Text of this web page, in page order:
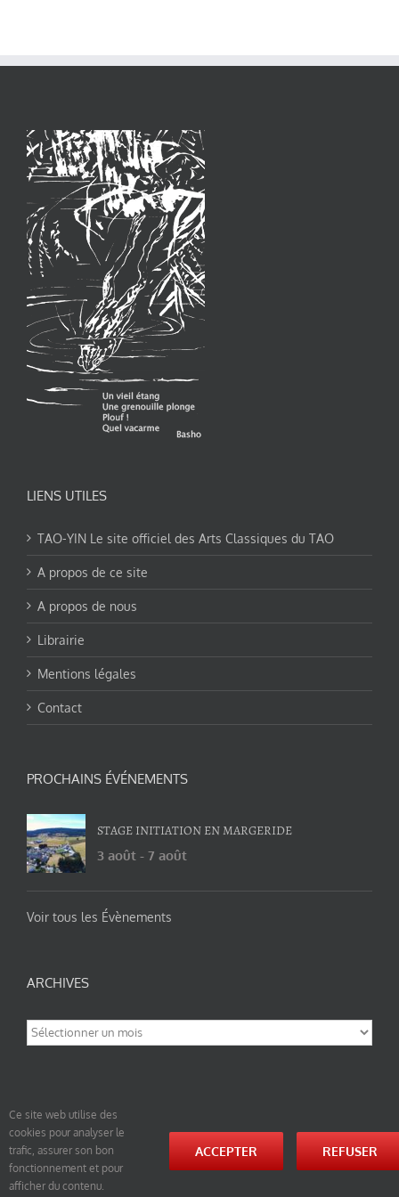
LIENS UTILES
TAO-YIN Le site officiel des Arts Classiques du TAO
A propos de ce site
A propos de nous
Librairie
Mentions légales
Contact
PROCHAINS ÉVÉNEMENTS
STAGE INITIATION EN MARGERIDE
3 août - 7 août
Voir tous les Évènements
ARCHIVES
Archives
© tao-yin.co © TAO-YIN.fr Georges Charles, Hormis les pages https://tao-yin.fr/georges-charles/
et https://tao-yin.fr/san-yiquan-le-poing-des-trois-harmonies/ sous licence Creative Commons
Paternité-Partage des Conditions Initiales à l’Identique 3.0 Unported (photos de ces pages non
Ce site web utilise des
cookies pour analyser le
trafic, assurer son bon
fonctionnement et pour
afficher du contenu.
ACCEPTER REFUSER